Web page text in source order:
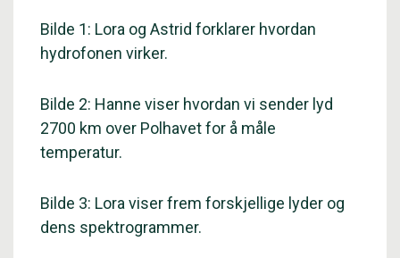
Bilde 1: Lora og Astrid forklarer hvordan
hydrofonen virker.
Bilde 2: Hanne viser hvordan vi sender lyd
2700 km over Polhavet for å måle
temperatur.
Bilde 3: Lora viser frem forskjellige lyder og
dens spektrogrammer.